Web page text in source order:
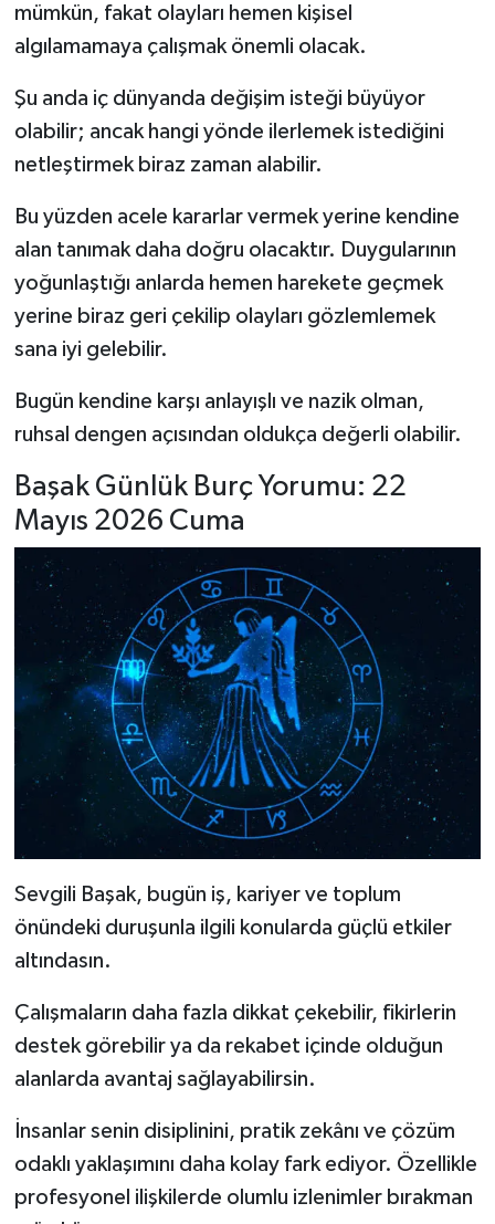
mümkün, fakat olayları hemen kişisel
algılamamaya çalışmak önemli olacak.
Şu anda iç dünyanda değişim isteği büyüyor
olabilir; ancak hangi yönde ilerlemek istediğini
netleştirmek biraz zaman alabilir.
Bu yüzden acele kararlar vermek yerine kendine
alan tanımak daha doğru olacaktır. Duygularının
yoğunlaştığı anlarda hemen harekete geçmek
yerine biraz geri çekilip olayları gözlemlemek
sana iyi gelebilir.
Bugün kendine karşı anlayışlı ve nazik olman,
ruhsal dengen açısından oldukça değerli olabilir.
Başak Günlük Burç Yorumu: 22
Mayıs 2026 Cuma
Sevgili Başak, bugün iş, kariyer ve toplum
önündeki duruşunla ilgili konularda güçlü etkiler
altındasın.
Çalışmaların daha fazla dikkat çekebilir, fikirlerin
destek görebilir ya da rekabet içinde olduğun
alanlarda avantaj sağlayabilirsin.
İnsanlar senin disiplinini, pratik zekânı ve çözüm
odaklı yaklaşımını daha kolay fark ediyor. Özellikle
profesyonel ilişkilerde olumlu izlenimler bırakman